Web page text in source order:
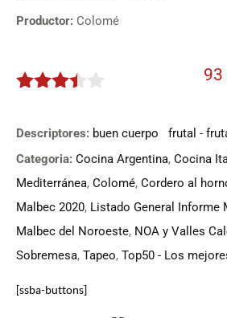
Productor: Colomé
93
Descriptores: buen cuerpo frutal -
Categoria: Cocina Argentina, Cocina
Mediterránea, Colomé, Cordero al
Malbec 2020, Listado General Informe
Malbec del Noroeste, NOA y Valles
Sobremesa, Tapeo, Top50 - Los
[ssba-buttons]